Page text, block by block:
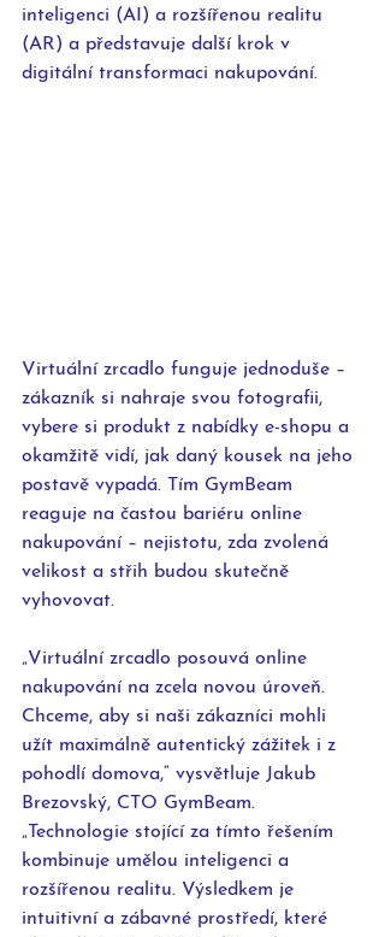
inteligenci (AI) a rozšířenou realitu
(AR) a představuje další krok v
digitální transformaci nakupování.
Virtuální zrcadlo funguje jednoduše –
zákazník si nahraje svou fotografii,
vybere si produkt z nabídky e-shopu a
okamžitě vidí, jak daný kousek na jeho
postavě vypadá. Tím GymBeam
reaguje na častou bariéru online
nakupování – nejistotu, zda zvolená
velikost a střih budou skutečně
vyhovovat.
„Virtuální zrcadlo posouvá online
nakupování na zcela novou úroveň.
Chceme, aby si naši zákazníci mohli
užít maximálně autentický zážitek i z
pohodlí domova,“ vysvětluje Jakub
Brezovský, CTO GymBeam.
„Technologie stojící za tímto řešením
kombinuje umělou inteligenci a
rozšířenou realitu. Výsledkem je
intuitivní a zábavné prostředí, které